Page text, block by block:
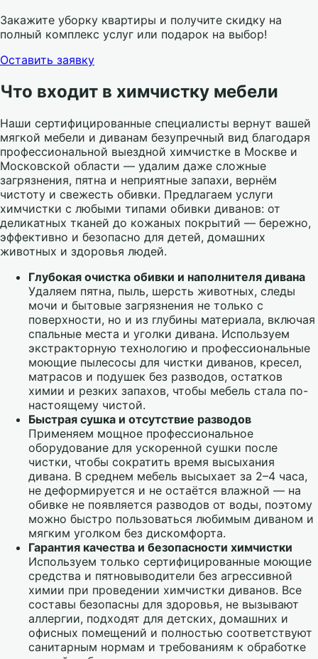
Закажите уборку квартиры и получите скидку на
полный комплекс услуг или подарок на выбор!
Оставить заявку
Что входит в химчистку мебели
Наши сертифицированные специалисты вернут вашей
мягкой мебели и диванам безупречный вид благодаря
профессиональной выездной химчистке в Москве и
Московской области — удалим даже сложные
загрязнения, пятна и неприятные запахи, вернём
чистоту и свежесть обивки. Предлагаем услуги
химчистки с любыми типами обивки диванов: от
деликатных тканей до кожаных покрытий — бережно,
эффективно и безопасно для детей, домашних
животных и здоровья людей.
Глубокая очистка обивки и наполнителя дивана
Удаляем пятна, пыль, шерсть животных, следы
мочи и бытовые загрязнения не только с
поверхности, но и из глубины материала, включая
спальные места и уголки дивана. Используем
экстракторную технологию и профессиональные
моющие пылесосы для чистки диванов, кресел,
матрасов и подушек без разводов, остатков
химии и резких запахов, чтобы мебель стала по-
настоящему чистой.
Быстрая сушка и отсутствие разводов
Применяем мощное профессиональное
оборудование для ускоренной сушки после
чистки, чтобы сократить время высыхания
дивана. В среднем мебель высыхает за 2–4 часа,
не деформируется и не остаётся влажной — на
обивке не появляется разводов от воды, поэтому
можно быстро пользоваться любимым диваном и
мягким уголком без дискомфорта.
Гарантия качества и безопасности химчистки
Используем только сертифицированные моющие
средства и пятновыводители без агрессивной
химии при проведении химчистки диванов. Все
составы безопасны для здоровья, не вызывают
аллергии, подходят для детских, домашних и
офисных помещений и полностью соответствуют
санитарным нормам и требованиям к обработке